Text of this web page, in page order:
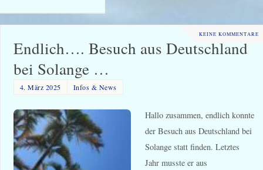
KEINE KOMMENTARE
Endlich…. Besuch aus Deutschland
bei Solange …
4. März 2025 Infos & News
Hallo zusammen, endlich konnte
der Besuch aus Deutschland bei
Solange statt finden. Letztes
Jahr musste er aus